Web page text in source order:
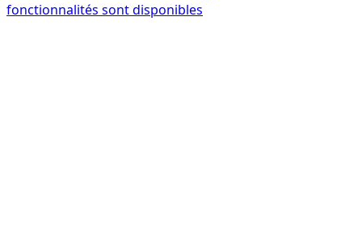
fonctionnalités sont disponibles